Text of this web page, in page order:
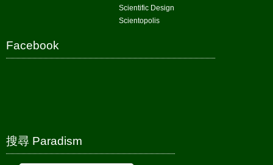
Scientific Design
Scientopolis
Facebook
搜尋 Paradism